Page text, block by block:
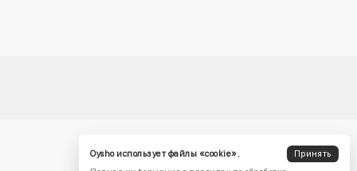
Oysho использует файлы «cookie».
Принять